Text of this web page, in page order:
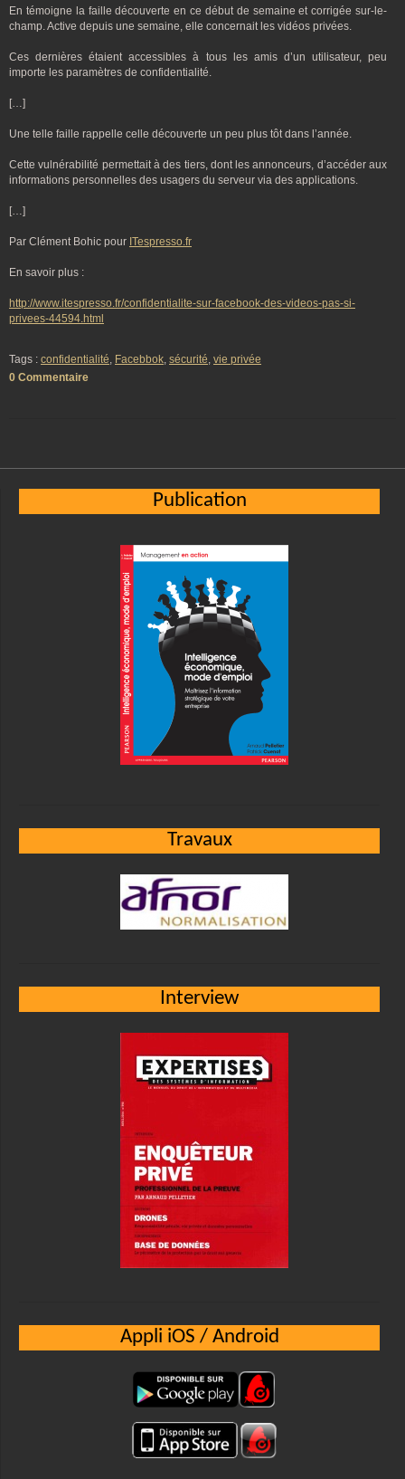
En témoigne la faille découverte en ce début de semaine et corrigée sur-le-
champ. Active depuis une semaine, elle concernait les vidéos privées.
Ces dernières étaient accessibles à tous les amis d’un utilisateur, peu
importe les paramètres de confidentialité.
[…]
Une telle faille rappelle celle découverte un peu plus tôt dans l’année.
Cette vulnérabilité permettait à des tiers, dont les annonceurs, d’accéder aux
informations personnelles des usagers du serveur via des applications.
[…]
Par Clément Bohic pour ITespresso.fr
En savoir plus :
http://www.itespresso.fr/confidentialite-sur-facebook-des-videos-pas-si-
privees-44594.html
Tags : confidentialité, Facebbok, sécurité, vie privée
0 Commentaire
Publication
Travaux
Interview
Appli iOS / Android